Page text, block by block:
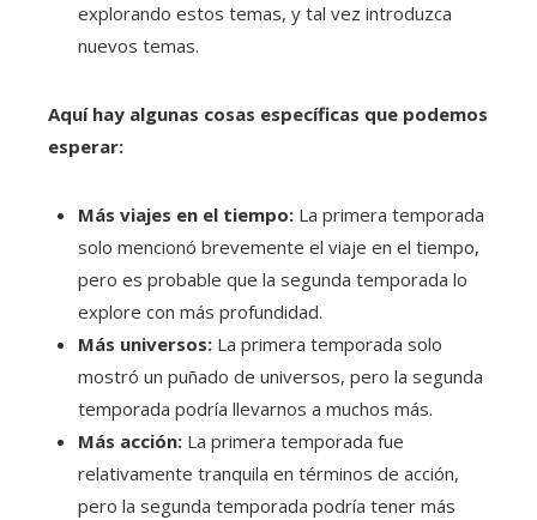
explorando estos temas, y tal vez introduzca
nuevos temas.
Aquí hay algunas cosas específicas que podemos
esperar:
Más viajes en el tiempo: La primera temporada
solo mencionó brevemente el viaje en el tiempo,
pero es probable que la segunda temporada lo
explore con más profundidad.
Más universos: La primera temporada solo
mostró un puñado de universos, pero la segunda
temporada podría llevarnos a muchos más.
Más acción: La primera temporada fue
relativamente tranquila en términos de acción,
pero la segunda temporada podría tener más